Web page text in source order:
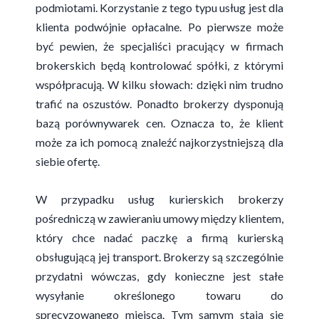
podmiotami. Korzystanie z tego typu usług jest dla
klienta podwójnie opłacalne. Po pierwsze może
być pewien, że specjaliści pracujący w firmach
brokerskich będą kontrolować spółki, z którymi
współpracują. W kilku słowach: dzięki nim trudno
trafić na oszustów. Ponadto brokerzy dysponują
bazą porównywarek cen. Oznacza to, że klient
może za ich pomocą znaleźć najkorzystniejszą dla
siebie ofertę.
W przypadku usług kurierskich brokerzy
pośredniczą w zawieraniu umowy między klientem,
który chce nadać paczkę a firmą kurierską
obsługującą jej transport. Brokerzy są szczególnie
przydatni wówczas, gdy konieczne jest stałe
wysyłanie określonego towaru do
sprecyzowanego miejsca. Tym samym stają się